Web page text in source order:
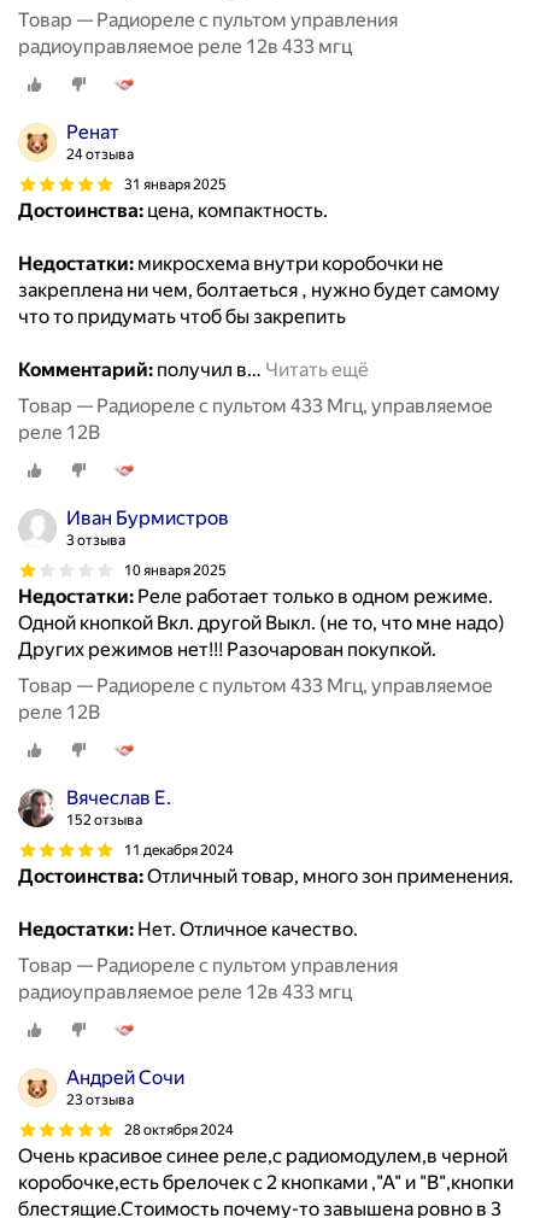
Товар — Радиореле с пультом управления
радиоуправляемое реле 12в 433 мгц
Ренат
24 отзыва
31 января 2025
Достоинства: цена, компактность.
Недостатки: микросхема внутри коробочки не
закреплена ни чем, болтаеться , нужно будет самому
что то придумать чтоб бы закрепить
Комментарий: получил в… Читать ещё
Товар — Радиореле с пультом 433 Мгц, управляемое
реле 12В
Иван Бурмистров
3 отзыва
10 января 2025
Недостатки: Реле работает только в одном режиме.
Одной кнопкой Вкл. другой Выкл. (не то, что мне надо)
Других режимов нет!!! Разочарован покупкой.
Товар — Радиореле с пультом 433 Мгц, управляемое
реле 12В
Вячеслав Е.
152 отзыва
11 декабря 2024
Достоинства:Отличный товар, много зон применения.
Недостатки: Нет. Отличное качество.
Товар — Радиореле с пультом управления
радиоуправляемое реле 12в 433 мгц
Андрей Сочи
23 отзыва
28 октября 2024
Очень красивое синее реле,с радиомодулем,в черной
коробочке,есть брелочек с 2 кнопками ,"А" и "В",кнопки
блестящие.Стоимость почему-то завышена ровно в 3